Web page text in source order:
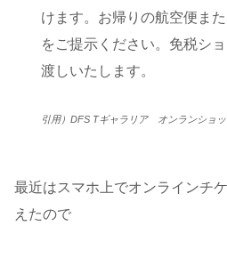
けます。お帰りの航空便ま
をご提示ください。免税シ
渡しいたします。
引用）DFS Tギャラリア オンランショ
最近はスマホ上でオンラインチ
えたので